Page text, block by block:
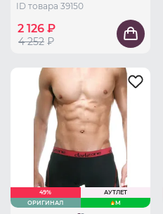
ID товара 39150
2 126 ₽
4 252 ₽
49%
АУТЛЕТ
ОРИГИНАЛ
M